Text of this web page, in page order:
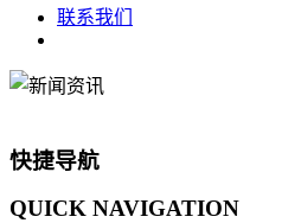
联系我们
快捷导航
QUICK NAVIGATION